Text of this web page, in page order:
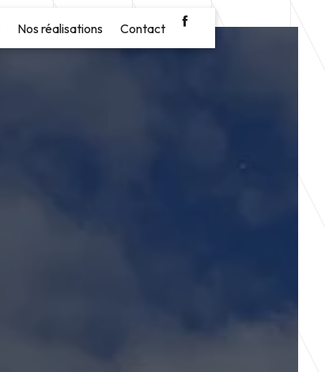
Nos réalisations Contact